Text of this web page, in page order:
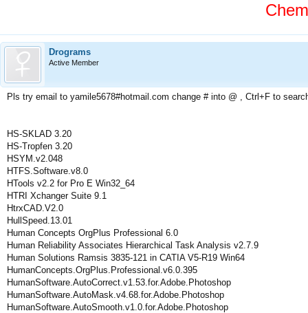
Drograms
Active Member
Pls try email to yamile5678#hotmail.com change # into @ , Ctrl+F to
HS-SKLAD 3.20
HS-Tropfen 3.20
HSYM.v2.048
HTFS.Software.v8.0
HTools v2.2 for Pro E Win32_64
HTRI Xchanger Suite 9.1
HtrxCAD.V2.0
HullSpeed.13.01
Human Concepts OrgPlus Professional 6.0
Human Reliability Associates Hierarchical Task Analysis v2.7.9
Human Solutions Ramsis 3835-121 in CATIA V5-R19 Win64
HumanConcepts.OrgPlus.Professional.v6.0.395
HumanSoftware.AutoCorrect.v1.53.for.Adobe.Photoshop
HumanSoftware.AutoMask.v4.68.for.Adobe.Photoshop
HumanSoftware.AutoSmooth.v1.0.for.Adobe.Photoshop